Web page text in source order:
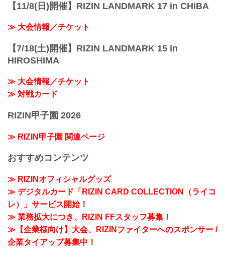
【11/8(日)開催】RIZIN LANDMARK 17 in CHIBA
≫ 大会情報／チケット
【7/18(土)開催】RIZIN LANDMARK 15 in
HIROSHIMA
≫ 大会情報／チケット
≫ 対戦カード
RIZIN甲子園 2026
≫ RIZIN甲子園 関連ページ
おすすめコンテンツ
≫ RIZINオフィシャルグッズ
≫ デジタルカード「RIZIN CARD COLLECTION（ライコ
レ）」サービス開始！
≫ 業務拡大につき、RIZIN FFスタッフ募集！
≫【企業様向け】大会、RIZINファイターへのスポンサー /
企業タイアップ募集中！